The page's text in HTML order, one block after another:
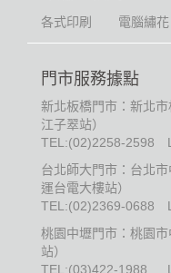
各式印刷 電腦繡花
門市服務據點
新北板橋門市：新北
江子翠站）
TEL:(02)2258-2598
台北師大門市：台北
運台電大樓站）
TEL:(02)2369-0688
桃園中壢門市：桃園
站）
TEL:(03)422-1988